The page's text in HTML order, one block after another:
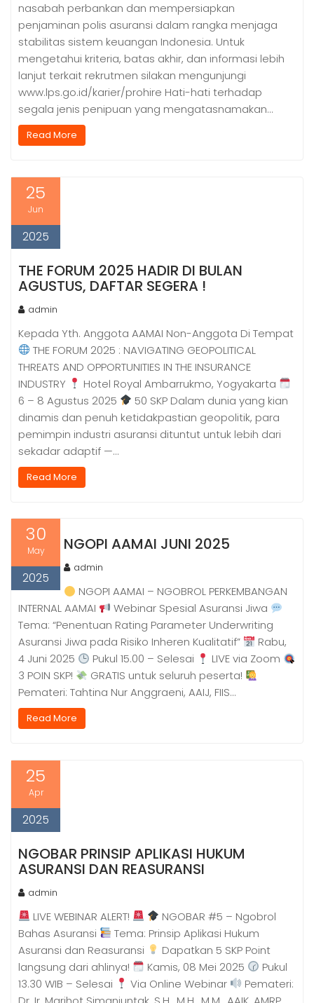
nasabah perbankan dan mempersiapkan
penjaminan polis asuransi dalam rangka menjaga
stabilitas sistem keuangan Indonesia. Untuk
mengetahui kriteria, batas akhir, dan informasi lebih
lanjut terkait rekrutmen silakan mengunjungi
www.lps.go.id/karier/prohire Hati-hati terhadap
segala jenis penipuan yang mengatasnamakan…
Read More
25
Jun
2025
THE FORUM 2025 HADIR DI BULAN
AGUSTUS, DAFTAR SEGERA !
admin
Kepada Yth. Anggota AAMAI Non-Anggota Di Tempat
THE FORUM 2025 : NAVIGATING GEOPOLITICAL
THREATS AND OPPORTUNITIES IN THE INSURANCE
INDUSTRY
Hotel Royal Ambarrukmo, Yogyakarta
6 – 8 Agustus 2025
50 SKP Dalam dunia yang kian
dinamis dan penuh ketidakpastian geopolitik, para
pemimpin industri asuransi dituntut untuk lebih dari
sekadar adaptif —…
Read More
30
May
2025
NGOPI AAMAI JUNI 2025
admin
NGOPI AAMAI – NGOBROL PERKEMBANGAN
INTERNAL AAMAI
Webinar Spesial Asuransi Jiwa
Tema: “Penentuan Rating Parameter Underwriting
Asuransi Jiwa pada Risiko Inheren Kualitatif”
Rabu,
4 Juni 2025
Pukul 15.00 – Selesai
LIVE via Zoom
3 POIN SKP!
GRATIS untuk seluruh peserta!
Pemateri: Tahtina Nur Anggraeni, AAIJ, FIIS…
Read More
25
Apr
2025
NGOBAR PRINSIP APLIKASI HUKUM
ASURANSI DAN REASURANSI
admin
LIVE WEBINAR ALERT!
NGOBAR #5 – Ngobrol
Bahas Asuransi
Tema: Prinsip Aplikasi Hukum
Asuransi dan Reasuransi
Dapatkan 5 SKP Point
langsung dari ahlinya!
Kamis, 08 Mei 2025
Pukul
13.30 WIB – Selesai
Via Online Webinar
Pemateri: